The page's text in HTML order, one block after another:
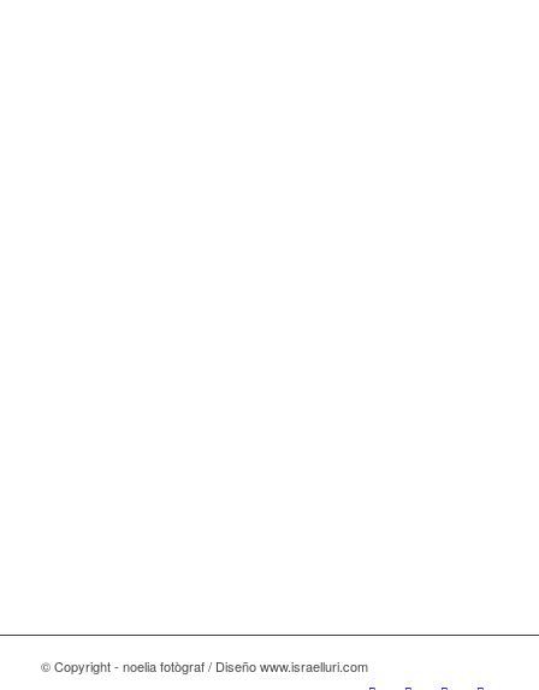
© Copyright - noelia fotògraf / Diseño www.israelluri.com